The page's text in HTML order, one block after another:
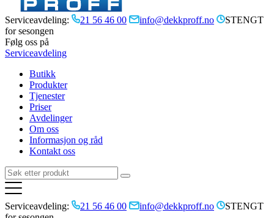
Serviceavdeling: 21 56 46 00 info@dekkproff.no
STENGT
for sesongen
Følg oss på
Serviceavdeling
Butikk
Produkter
Tjenester
Priser
Avdelinger
Om oss
Informasjon og råd
Kontakt oss
Serviceavdeling: 21 56 46 00 info@dekkproff.no
STENGT